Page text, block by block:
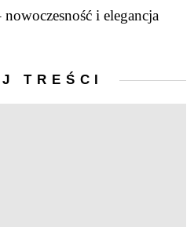
i elegancja
TREŚCI